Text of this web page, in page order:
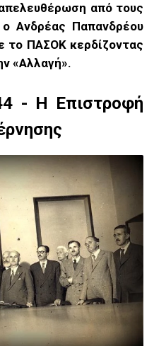
από τους
Ανδρέας Παπανδρέου
το ΠΑΣΟΚ κερδίζοντας
«Αλλαγή».
- Η Επιστροφή